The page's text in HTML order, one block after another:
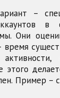
–
в
Они
этого
Пример –